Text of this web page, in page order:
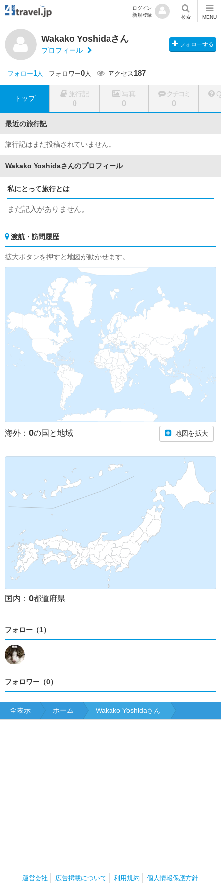
ログイン
新規登録
検索 MENU
Wakako Yoshidaさん
プロフィール
フォローする
フォロー1人 フォロワー0人 アクセス187
トップ
旅行記
0
写真
0
クチコミ
0
最近の旅行記
旅行記はまだ投稿されていません。
Wakako Yoshidaさんのプロフィール
私にとって旅行とは
まだ記入がありません。
渡航・訪問履歴
拡大ボタンを押すと地図が動かせます。
海外： 0の国と地域 地図を拡大
国内： 0都道府県
フォロー（1）
フォロワー（0）
全表示 ホーム Wakako Yoshidaさん
運営会社 広告掲載について 利用規約 個人情報保護方針